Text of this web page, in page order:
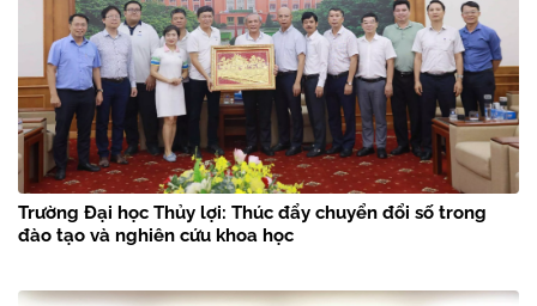
Trường Đại học Thủy lợi: Thúc đẩy chuyển đổi số trong
đào tạo và nghiên cứu khoa học